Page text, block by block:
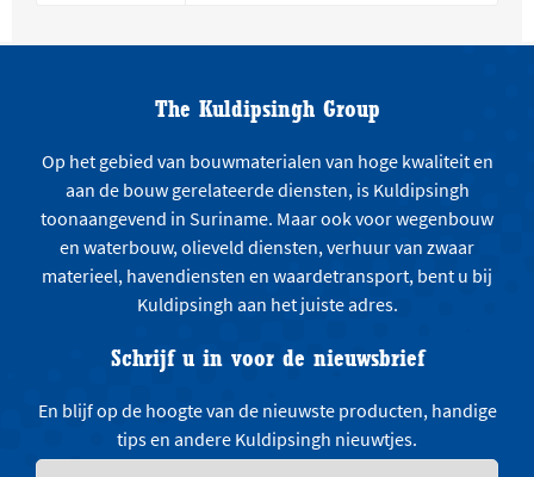
The Kuldipsingh Group
Op het gebied van bouwmaterialen van hoge kwaliteit en
aan de bouw gerelateerde diensten, is Kuldipsingh
toonaangevend in Suriname. Maar ook voor wegenbouw
en waterbouw, olieveld diensten, verhuur van zwaar
materieel, havendiensten en waardetransport, bent u bij
Kuldipsingh aan het juiste adres.
Schrijf u in voor de nieuwsbrief
En blijf op de hoogte van de nieuwste producten, handige
tips en andere Kuldipsingh nieuwtjes.